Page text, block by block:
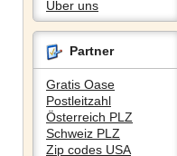
Über uns
Partner
Gratis Oase
Postleitzahl
Österreich PLZ
Schweiz PLZ
Zip codes USA